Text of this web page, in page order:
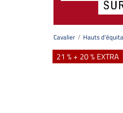
Cavalier Hauts
21 % + 20 % EXTRA